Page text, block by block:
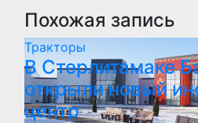
Похожая запись
Тракторы
В Стерлитамаке
открыли новый
центр